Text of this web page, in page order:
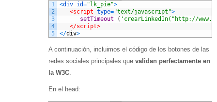
1
2
3
4
5
<div id="lk_pie">
<script type="text/javascript">
setTimeout
( 'crearLinkedIn("http://
</script>
</div>
A continuación, incluimos el código de los botones de las
redes sociales principales que validan perfectamente en
la W3C.
En el head: